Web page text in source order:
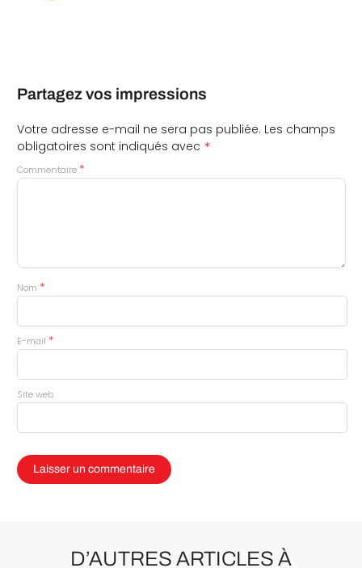
Partagez vos impressions
Votre adresse e-mail ne sera pas publiée. Les champs
obligatoires sont indiqués avec *
Commentaire *
Nom *
E-mail *
Site web
D’AUTRES ARTICLES À